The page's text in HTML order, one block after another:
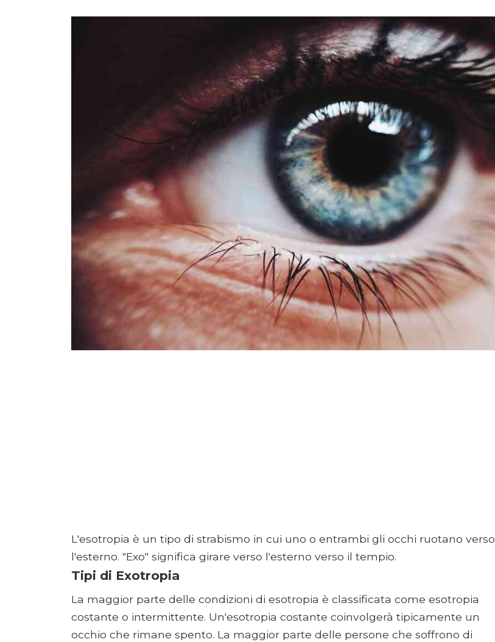
L'esotropia è un tipo di strabismo in cui uno o entrambi gli occhi ruotano verso
l'esterno. "Exo" significa girare verso l'esterno verso il tempio.
Tipi di Exotropia
La maggior parte delle condizioni di esotropia è classificata come esotropia
costante o intermittente. Un'esotropia costante coinvolgerà tipicamente un
occhio che rimane spento. La maggior parte delle persone che soffrono di